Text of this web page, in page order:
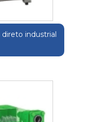
industrial